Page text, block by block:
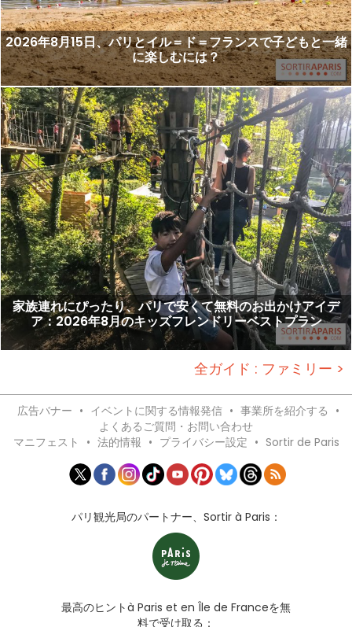
2026年8月15日、パリとイル＝ド＝フランスで子どもと一緒
に楽しむには？
家族連れにぴったり、パリで安くて無料のお出かけアイデ
ア：2026年8月のキッズフレンドリーベストプラン
全ガイド : ファミリー >
広告バナー • イベントに関する情報発信 • 事業所を紹介する •
よくあるご質問・お問い合わせ
マニフェスト
• 法的情報 • プライバシー設定 • Sortir de Paris
パリ観光局のパートナー、Sortir à Paris：
最高のヒントà Paris et en Île de Franceを無
料で受け取る：